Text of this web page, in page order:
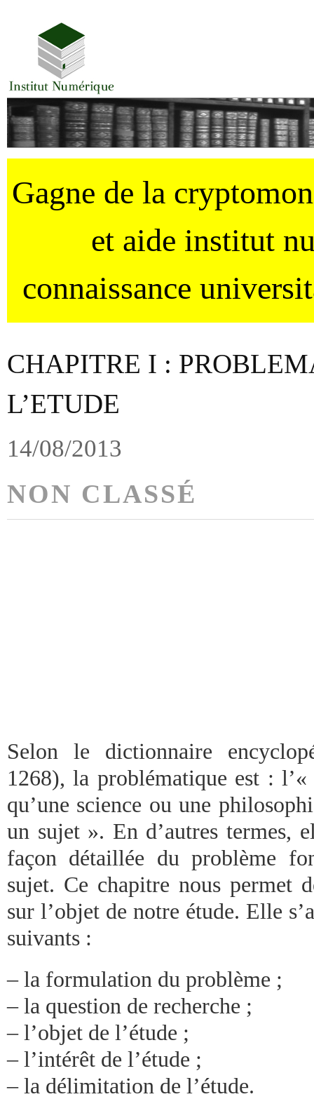
Gagne de la
et aide institut
connaissance
CHAPITRE I :
L’ETUDE
14/08/2013
NON CLASSÉ
Selon le dictionnaire
1268), la problématique est : l’«
qu’une science ou une
un sujet ». En d’autres termes,
façon détaillée du problème
sujet. Ce chapitre nous permet
sur l’objet de notre étude. Elle
suivants :
– la formulation du problème ;
– la question de recherche ;
– l’objet de l’étude ;
– l’intérêt de l’étude ;
– la délimitation de l’étude.